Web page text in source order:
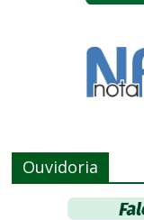
Ouvidoria